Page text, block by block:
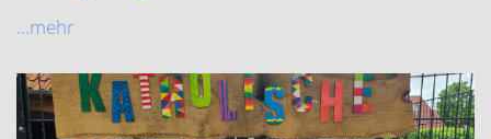
...mehr